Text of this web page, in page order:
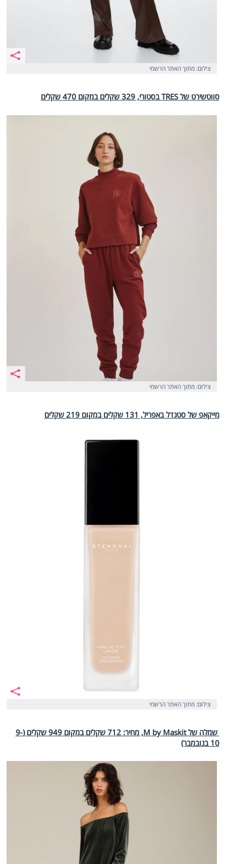
צילום: מתוך האתר הרשמי
סווטשירט של TRES בסטורי, 329 שקלים במקום 470 שקלים
צילום: מתוך האתר הרשמי
מייקאפ של סטנדל באפריל, 131 שקלים במקום 219 שקלים
צילום: מתוך האתר הרשמי
שמלה של M by Maskit, מחיר: 712 שקלים במקום 949 שקלים (9-
10 בנובמבר)